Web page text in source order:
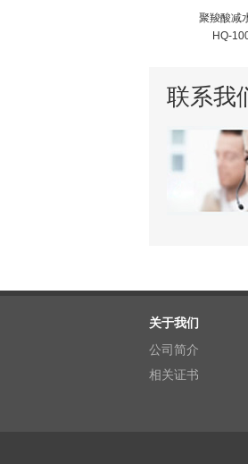
聚羧酸减
HQ-
联系我
关于我们
公司简介
相关证书